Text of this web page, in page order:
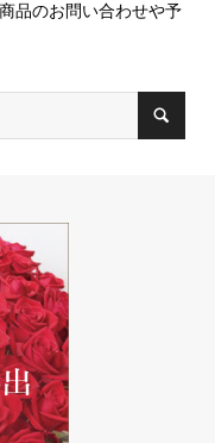
品のお問い合わせや予